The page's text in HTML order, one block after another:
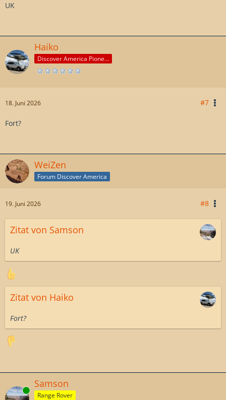
UK
Haiko
Discover America Pioneer
18. Juni 2026 #7
Fort?
WeiZen
Forum Discover America
19. Juni 2026 #8
Zitat von Samson
UK
Zitat von Haiko
Fort?
Online
Samson
Range Rover